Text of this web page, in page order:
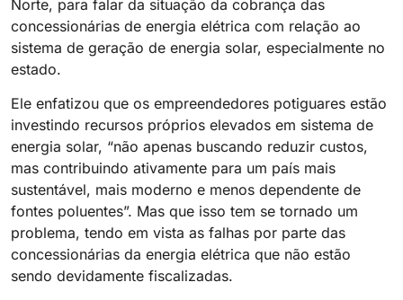
Norte, para falar da situação da cobrança das
concessionárias de energia elétrica com relação ao
sistema de geração de energia solar, especialmente no
estado.
Ele enfatizou que os empreendedores potiguares estão
investindo recursos próprios elevados em sistema de
energia solar, “não apenas buscando reduzir custos,
mas contribuindo ativamente para um país mais
sustentável, mais moderno e menos dependente de
fontes poluentes”. Mas que isso tem se tornado um
problema, tendo em vista as falhas por parte das
concessionárias da energia elétrica que não estão
sendo devidamente fiscalizadas.